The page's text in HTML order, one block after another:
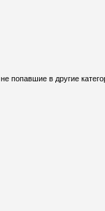
попавшие в другие